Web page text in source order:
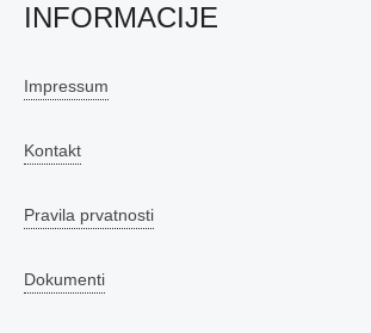
INFORMACIJE
Impressum
Kontakt
Pravila prvatnosti
Dokumenti